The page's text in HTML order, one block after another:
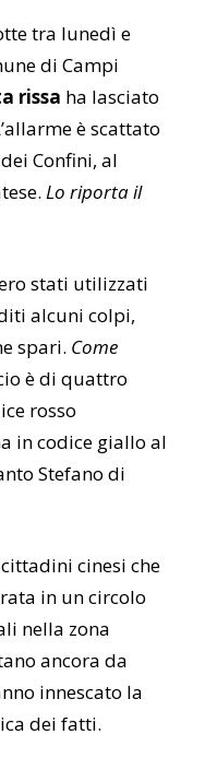
tra lunedì e
di Campi
rissa ha lasciato
è scattato
Confini, al
Lo riporta il
stati utilizzati
alcuni colpi,
spari. Come
è di quattro
rosso
in codice giallo al
Stefano di
cinesi che
in un circolo
nella zona
ancora da
innescato la
dei fatti.